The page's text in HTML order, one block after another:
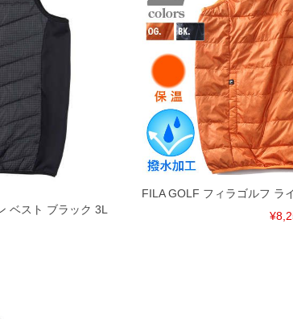
表記と異なる場合があります。お取り
ますので店頭での売り違い、店舗から
しまう場合がございます。そのような
場合速やかにご連絡させて頂きますの
商品は1本につき税込6,000円以上の品
なります。）
います。
裾にファスナーや調節ひもが付いて
ベスト ブラック 3L
FILA GOLF フィラゴルフ ラ